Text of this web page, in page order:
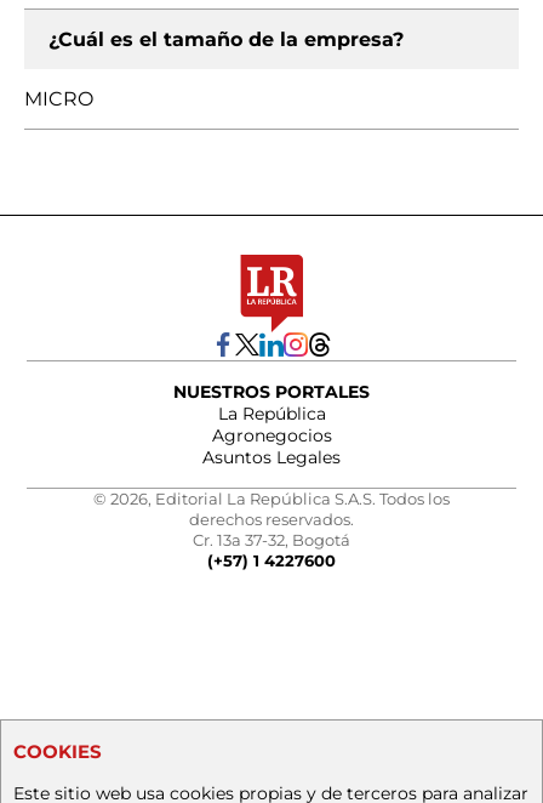
¿Cuál es el tamaño de la empresa?
MICRO
NUESTROS PORTALES
La República
Agronegocios
Asuntos Legales
© 2026, Editorial La República S.A.S. Todos los
derechos reservados.
Cr. 13a 37-32, Bogotá
(+57) 1 4227600
COOKIES
Este sitio web usa cookies propias y de terceros para analizar